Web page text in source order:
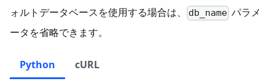
ォルトデータベースを使用する場合は、
db_name パラメ
ータを省略できます。
Python cURL